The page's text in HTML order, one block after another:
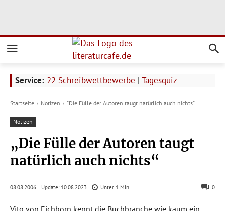
Service: 22 Schreibwettbewerbe | Tagesquiz
Startseite Notizen "Die Fülle der Autoren taugt natürlich auch nichts"
Notizen
„Die Fülle der Autoren taugt
natürlich auch nichts“
08.08.2006 Update: 10.08.2023 Unter 1 Min. 0